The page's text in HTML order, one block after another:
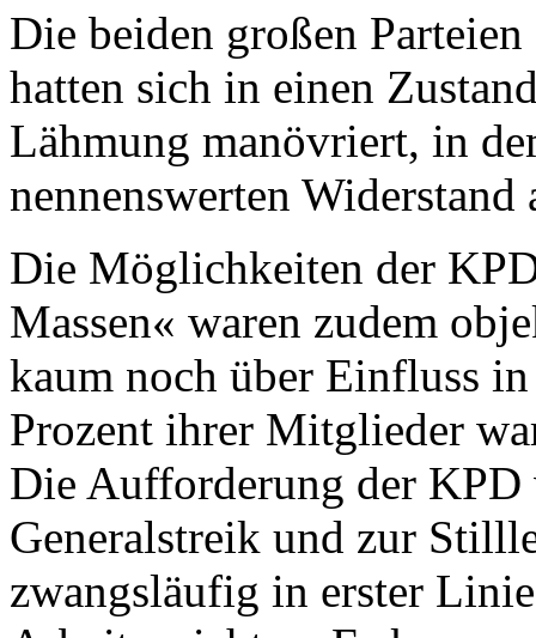
Die beiden großen
hatten sich in einen
Lähmung manövriert, in
nennenswerten
Die Möglichkeiten der
Massen« waren zudem
kaum noch über Einfluss
Prozent ihrer Mitglieder
Die Aufforderung der KPD
Generalstreik und zur
zwangsläufig in erster